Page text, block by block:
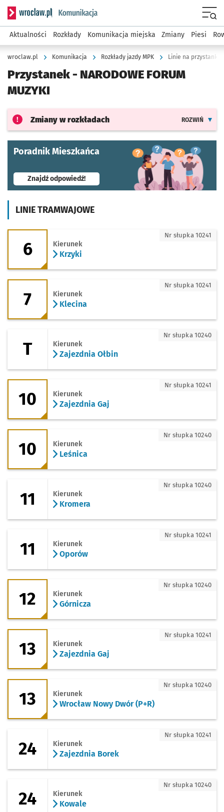
Serwis informacyjny wroclaw.pl podserwis: Komunikacja
Aktualności Rozkłady Komunikacja miejska Zmiany Piesi
wroclaw.pl Komunikacja Rozkłady jazdy MPK Linie na przystanku
Przystanek - NARODOWE FORUM
MUZYKI
Zmiany w rozkładach ROZWIŃ
Poradnik Mieszkańca
Znajdź odpowiedź!- otworzy się w nowej karcie
LINIE TRAMWAJOWE
6 - kierunek Krzyki
6 Kierunek
Krzyki
Nr słupka 10241
7 - kierunek Klecina
7 Kierunek
Klecina
Nr słupka 10241
T Kierunek
Zajezdnia Ołbin
Nr słupka 10240
10 - kierunek Zajezdnia Gaj
10 Kierunek
Zajezdnia Gaj
Nr słupka 10241
10 - kierunek Leśnica
10 Kierunek
Leśnica
Nr słupka 10240
11 Kierunek
Kromera
Nr słupka 10240
11 Kierunek
Oporów
Nr słupka 10241
12 - kierunek Górnicza
12 Kierunek
Górnicza
Nr słupka 10240
13 - kierunek Zajezdnia Gaj
13 Kierunek
Zajezdnia Gaj
Nr słupka 10241
13 - kierunek Wrocław Nowy Dwór
13 Kierunek
Wrocław Nowy Dwór (P+R)
Nr słupka 10240
24 - kierunek Zajezdnia Borek
24 Kierunek
Zajezdnia Borek
Nr słupka 10241
24 Kierunek
Kowale
Nr słupka 10240